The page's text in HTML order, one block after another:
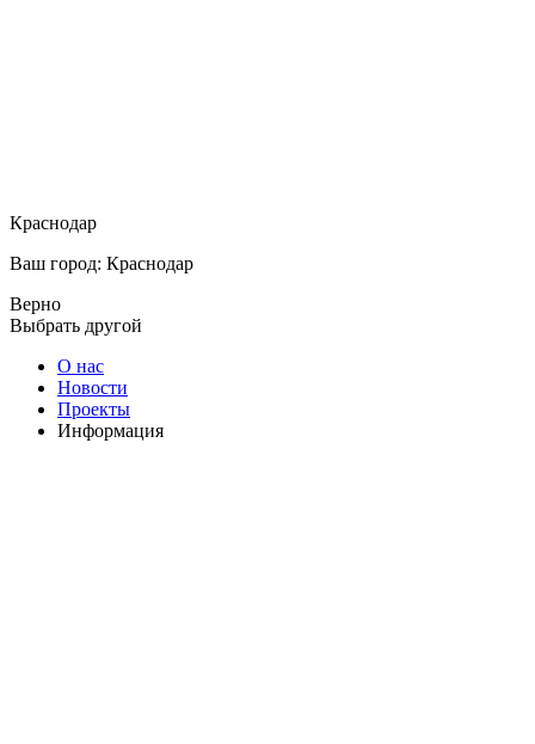
Краснодар
Ваш город: Краснодар
Верно
Выбрать другой
О нас
Новости
Проекты
Информация